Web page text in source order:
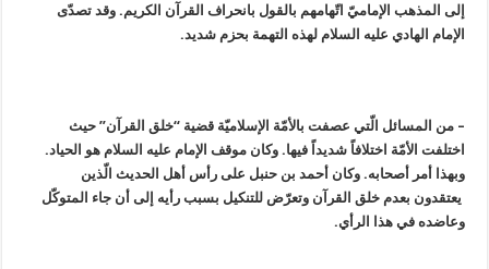
إلى المذهب الإماميّ اتّهامهم بالقول بانحراف القرآن الكريم. وقد تصدّى
الإمام الهادي عليه السلام لهذه التهمة بحزم شديد.
– من المسائل الّتي عصفت بالأمّة الإسلاميّة قضية “خلق القرآن” حيث
اختلفت الأمّة اختلافاً شديداً فيها. وكان موقف الإمام عليه السلام هو الحياد.
وبهذا أمر أصحابه. وكان أحمد بن حنبل على رأس أهل الحديث الّذين
يعتقدون بعدم خلق القرآن وتعرّض للتنكيل بسبب رأيه إلى أن جاء المتوكّل
وعاضده في هذا الرأي.